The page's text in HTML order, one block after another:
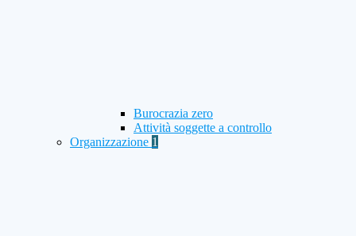
Burocrazia zero
Attività soggette a controllo
Organizzazione 1